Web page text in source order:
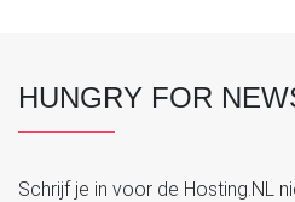
HUNGRY FOR
Schrijf je in voor de Hosting.NL